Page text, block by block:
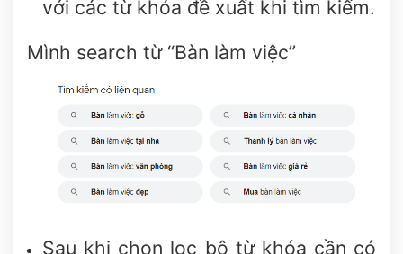
với các từ khóa đề xuất khi tìm kiếm.
Mình search từ “Bàn làm việc”
Sau khi chọn lọc bộ từ khóa cần có